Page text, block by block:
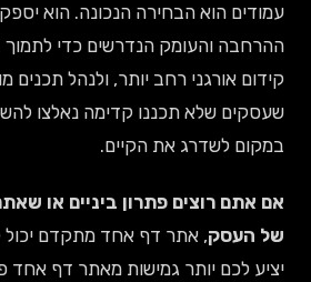
הוא הבחירה הנכונה. הוא יספק לכם
והעומק הנדרשים כדי לתמוך
אורגני רחב יותר, ולנהל תכנים
שלא תכננו קדימה נאלצו להשקיע
לשדרג את הקיים.
רוצים פתרון ביניים או שאתם לא
, אתר דף אחד מתקדם יכול להוות
לכם יותר גמישות מאתר דף אחד פשוט, אך